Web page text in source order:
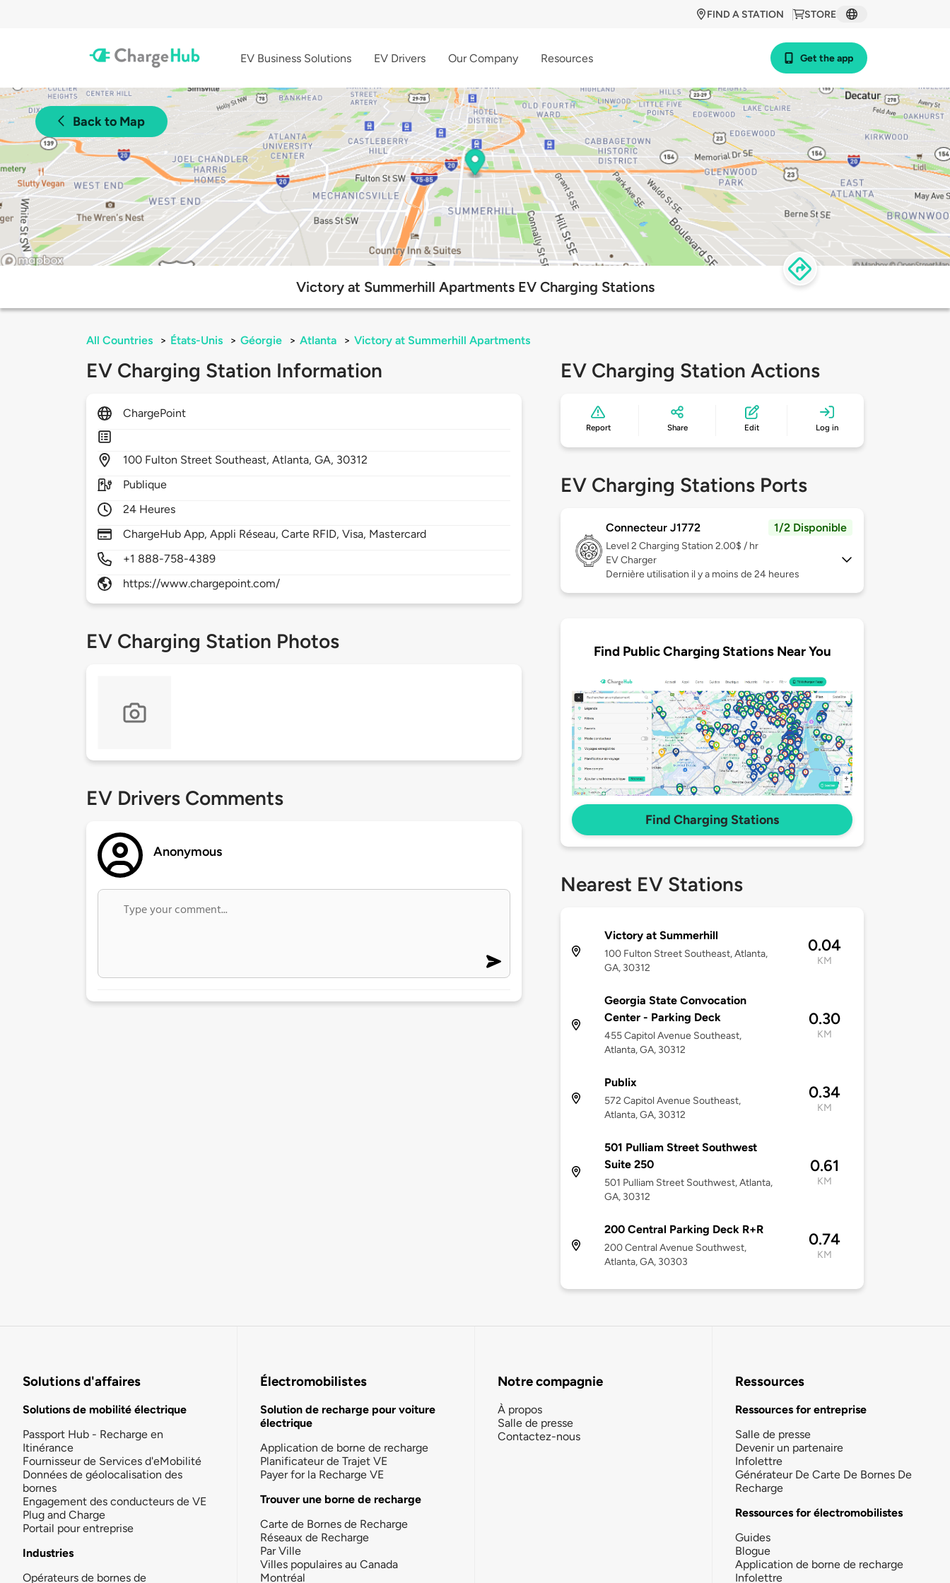
STORE
FIND A STATION
EV Business Solutions EV Drivers Our Company Resources Get the app
Back to Map
Victory at Summerhill Apartments EV Charging Stations
All Countries > États-Unis > Géorgie > Atlanta > Victory at Summerhill Apartments
EV Charging Station Information
ChargePoint
100 Fulton Street Southeast,Atlanta,GA, 30312
Publique
24 Heures
ChargeHub App, Appli Réseau, Carte RFID, Visa, Mastercard
+1 888-758-4389
https://www.chargepoint.com/
EV Charging Station Photos
EV Drivers Comments
Anonymous
EV Charging Station Actions
Report Share Edit Log in
EV Charging Stations Ports
Connecteur J1772 1/2 Disponible
Level 2 Charging Station 2.00$ / hr
EV Charger
Dernière utilisation il y a moins de 24 heures
Find Public Charging Stations Near You
Find Charging Stations
Nearest EV Stations
Victory at Summerhill
100 Fulton Street Southeast, Atlanta,
GA, 30312
0.04
KM
Georgia State Convocation
Center - Parking Deck
455 Capitol Avenue Southeast,
Atlanta, GA, 30312
0.30
KM
Publix
572 Capitol Avenue Southeast,
Atlanta, GA, 30312
0.34
KM
501 Pulliam Street Southwest
Suite 250
501 Pulliam Street Southwest, Atlanta,
GA, 30312
0.61
KM
200 Central Parking Deck R+R
200 Central Avenue Southwest,
Atlanta, GA, 30303
0.74
KM
Solutions d'affaires
Solutions de mobilité électrique
Passport Hub - Recharge en
Itinérance
Fournisseur de Services d'eMobilité
Données de géolocalisation des
bornes
Engagement des conducteurs de VE
Plug and Charge
Portail pour entreprise
Industries
Opérateurs de bornes de
Électromobilistes
Solution de recharge pour voiture
électrique
Application de borne de recharge
Planificateur de Trajet VE
Payer for la Recharge VE
Trouver une borne de recharge
Carte de Bornes de Recharge
Réseaux de Recharge
Par Ville
Villes populaires au Canada
Montréal
Notre compagnie
À propos
Salle de presse
Contactez-nous
Ressources
Ressources for entreprise
Salle de presse
Devenir un partenaire
Infolettre
Générateur De Carte De Bornes De
Recharge
Ressources for électromobilistes
Guides
Blogue
Application de borne de recharge
Infolettre